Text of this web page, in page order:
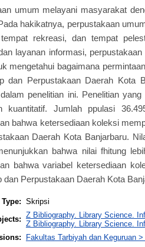
umum melayani masyarakat
hakikatnya, perpustakaan
tempat rekreasi, dan tempat
layanan informasi,
mengetahui bagaimana
dan Perpustakaan Daerah Kota
penelitian ini. Penelitian
kuantitatif. Jumlah ppulasi
bahwa ketersediaan koleksi
Daerah Kota Banjarbaru.
bahwa nilai fhitung
bahwa variabel ketersediaan
dan Perpustakaan Daerah Kota
Skripsi
Z Bibliography. Library Science.
Z Bibliography. Library Science.
Fakultas Tarbiyah dan Keguruan